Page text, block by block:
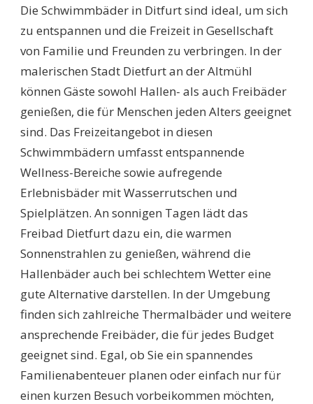
ENTDECKEN
SIE
DIE
BESTEN
OASEN
FÜR
UND
Die Schwimmbäder in Ditfurt sind ideal, um sich
zu entspannen und die Freizeit in Gesellschaft
von Familie und Freunden zu verbringen. In der
malerischen Stadt Dietfurt an der Altmühl
können Gäste sowohl Hallen- als auch Freibäder
genießen, die für Menschen jeden Alters geeignet
sind. Das Freizeitangebot in diesen
Schwimmbädern umfasst entspannende
Wellness-Bereiche sowie aufregende
Erlebnisbäder mit Wasserrutschen und
Spielplätzen. An sonnigen Tagen lädt das
Freibad Dietfurt dazu ein, die warmen
Sonnenstrahlen zu genießen, während die
Hallenbäder auch bei schlechtem Wetter eine
gute Alternative darstellen. In der Umgebung
finden sich zahlreiche Thermalbäder und weitere
ansprechende Freibäder, die für jedes Budget
geeignet sind. Egal, ob Sie ein spannendes
Familienabenteuer planen oder einfach nur für
einen kurzen Besuch vorbeikommen möchten,